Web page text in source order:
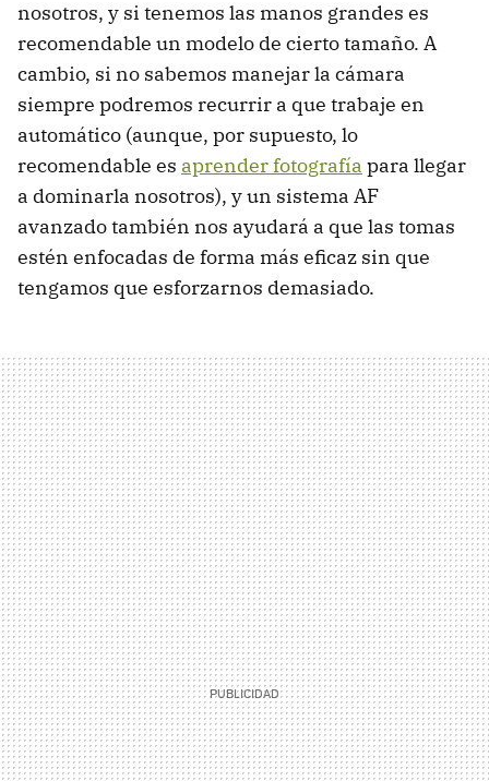
nosotros, y si tenemos las manos grandes es
recomendable un modelo de cierto tamaño. A
cambio, si no sabemos manejar la cámara
siempre podremos recurrir a que trabaje en
automático (aunque, por supuesto, lo
recomendable es aprender fotografía para llegar
a dominarla nosotros), y un sistema AF
avanzado también nos ayudará a que las tomas
estén enfocadas de forma más eficaz sin que
tengamos que esforzarnos demasiado.